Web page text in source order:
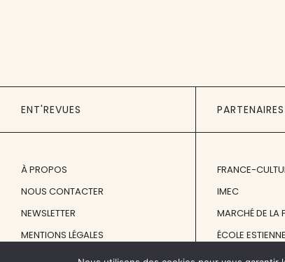
ENT'REVUES
À PROPOS
NOUS CONTACTER
NEWSLETTER
MENTIONS LÉGALES
PARTENAIRES
FRANCE-
IMEC
MARCHÉ DE LA
ÉCOLE ESTIENNE